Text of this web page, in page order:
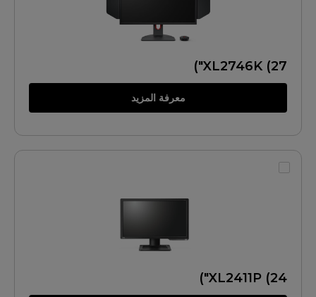
XL2746K (27")
معرفة المزيد
XL2411P (24")